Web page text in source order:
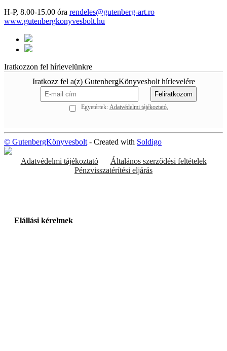
H-P, 8.00-15.00 óra rendeles@gutenberg-art.ro
www.gutenbergkonyvesbolt.hu
Iratkozzon fel hírlevelünkre
Iratkozz fel a(z) GutenbergKönyvesbolt hírlevelére
Egyetértek: Adatvédelmi tájékoztató
© GutenbergKönyvesbolt - Created with Soldigo
Adatvédelmi tájékoztató
Általános szerződési feltételek
Pénzvisszatérítési eljárás
Elállási kérelmek